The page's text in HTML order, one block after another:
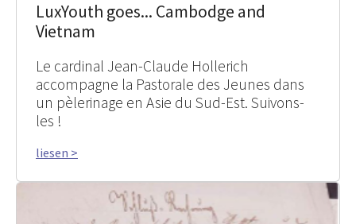
LuxYouth goes... Cambodge and
Vietnam
Le cardinal Jean-Claude Hollerich
accompagne la Pastorale des Jeunes dans
un pèlerinage en Asie du Sud-Est. Suivons-
les !
liesen >